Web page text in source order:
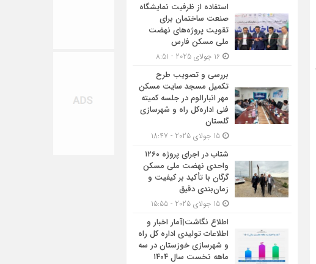
استفاده از ظرفیت نمایشگاه
صنعت ساختمان برای
تقویت پروژه‌های نهضت
ملی مسکن فارس
بررسی و تصویب طرح
تکمیل مسجد سایت مسکن
مهر انبارالوم در جلسه کمیته
فنی اداره‌کل راه و شهرسازی
گلستان
شتاب در اجرای پروژه ۱۲۶۰
واحدی نهضت ملی مسکن
گرگان با تأکید بر کیفیت و
زمان‌بندی دقیق
اطلاع نگاشت|آمار اخبار و
اطلاعات تولیدی اداره کل راه
و شهرسازی خوزستان در سه
ماهه نخست سال ۱۴۰۴